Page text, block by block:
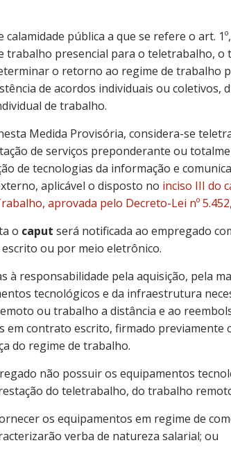
pública a que se refere o art.
trabalho presencial para o teletrabalho,
o retorno ao regime de trabalho
de acordos individuais ou coletivos,
de trabalho.
Medida Provisória, considera-se
de serviços preponderante ou
de tecnologias da informação e
aplicável o disposto no inciso III do
aprovada pelo Decreto-Lei nº
o caput será notificada ao empregado
ou por meio eletrônico.
à responsabilidade pela aquisição, pela
tecnológicos e da infraestrutura
ou trabalho a distância e ao
em contrato escrito, firmado previamente
do regime de trabalho.
não possuir os equipamentos
do teletrabalho, do trabalho
os equipamentos em regime de
verba de natureza salarial; ou